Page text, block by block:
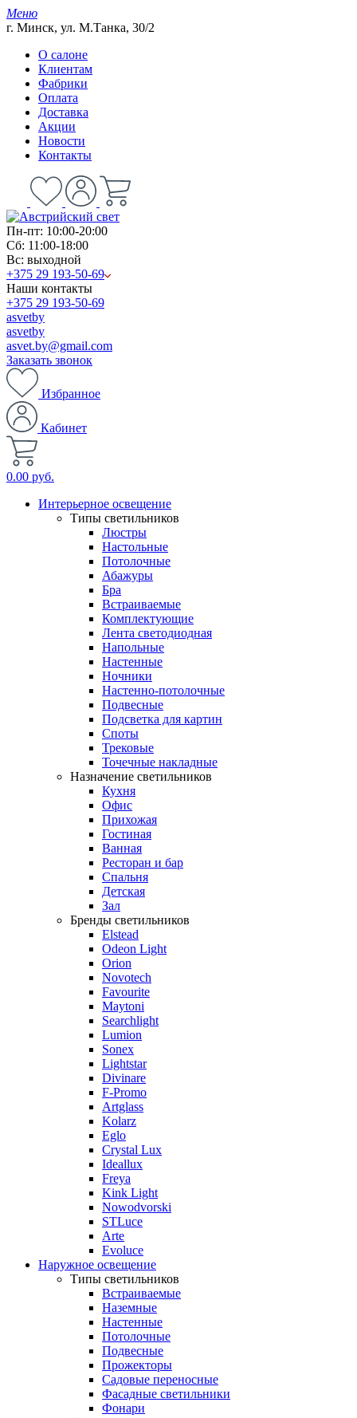
Меню
г. Минск, ул. М.Танка, 30/2
О салоне
Клиентам
Фабрики
Оплата
Доставка
Акции
Новости
Контакты
Пн-пт: 10:00-20:00
Сб: 11:00-18:00
Вс: выходной
+375 29 193-50-69
Наши контакты
+375 29 193-50-69
asvetby
asvetby
asvet.by@gmail.com
Заказать звонок
Избранное
Кабинет
0.00 руб.
Интерьерное освещение
Типы светильников
Люстры
Настольные
Потолочные
Абажуры
Бра
Встраиваемые
Комплектующие
Лента светодиодная
Напольные
Настенные
Ночники
Настенно-потолочные
Подвесные
Подсветка для картин
Споты
Трековые
Точечные накладные
Назначение светильников
Кухня
Офис
Прихожая
Гостиная
Ванная
Ресторан и бар
Спальня
Детская
Зал
Бренды светильников
Elstead
Odeon Light
Orion
Novotech
Favourite
Maytoni
Searchlight
Lumion
Sonex
Lightstar
Divinare
F-Promo
Artglass
Kolarz
Eglo
Crystal Lux
Ideallux
Freya
Kink Light
Nowodvorski
STLuce
Arte
Evoluce
Наружное освещение
Типы светильников
Встраиваемые
Наземные
Настенные
Потолочные
Подвесные
Прожекторы
Садовые переносные
Фасадные светильники
Фонари